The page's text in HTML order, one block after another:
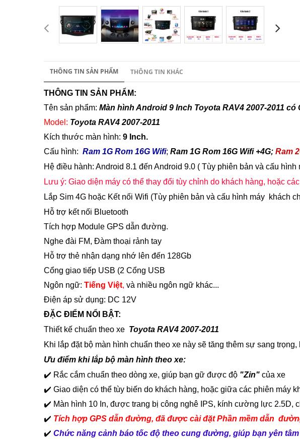
THÔNG TIN SẢN PHẨM THÔNG TIN KHÁC
THÔNG TIN SẢN PHẨM:
Tên sản phẩm: Màn hình Android 9 Inch Toyota RAV4 2007-2011
Model: Toyota RAV4 2007-2011
Kích thước màn hình: 9 Inch.
Cấu hình: Ram 1G Rom 16G Wifi; Ram 1G Rom 16G Wifi +4G; Ram
Hệ điều hành: Android 8.1 đến Android 9.0 ( Tùy phiên bản và cấu hình
Lưu ý: Giao diện máy có thể thay đổi tùy chỉnh do khách hàng, hoặc
Lắp Sim 4G hoặc Kết nối Wifi (Tùy phiên bản và cấu hình máy khách
Hỗ trợ kết nối Bluetooth
Tích hợp Module GPS dẫn đường.
Nghe đài FM, Đàm thoại rảnh tay
Hỗ trợ thẻ nhận dạng nhớ lên đến 128Gb
Cổng giao tiếp USB (2 Cổng USB
Ngôn ngữ: Tiếng Việt, và nhiều ngôn ngữ khác...
Điện áp sử dụng: DC 12V
ĐẶC ĐIỂM NỔI BẬT:
Thiết kế chuẩn theo xe Toyota RAV4 2007-2011
Khi lắp đặt bộ màn hình chuẩn theo xe này sẽ tăng thêm sự sang
Ưu điểm khi lắp bộ màn hình theo xe:
✔️ Rắc cắm chuẩn theo dòng xe, giúp bạn gữ được độ "Zin" của xe
✔️ Giao diện có thể tùy biến do khách hàng, hoặc giữa các phiên máy
✔️ Màn hình 10 In, được trang bị công nghê IPS, kính cường lực 2.5D,
✔️ Tích hợp GPS dẫn đường, đã được cài đặt Phần mềm dẫn
✔️ Chức năng cảnh báo tốc độ theo cung đường, giúp bạn yên